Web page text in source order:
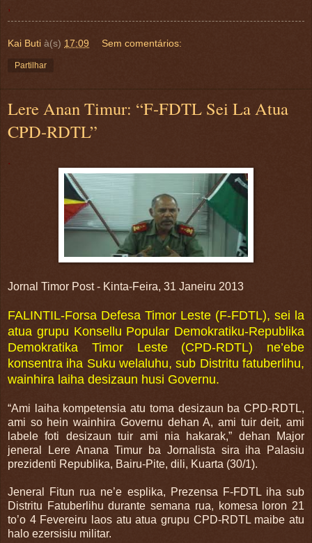
,
Kai Buti à(s) 17:09 Sem comentários:
Partilhar
Lere Anan Timur: “F-FDTL Sei La Atua
CPD-RDTL”
.
Jornal Timor Post - Kinta-Feira, 31 Janeiru 2013
FALINTIL-Forsa Defesa Timor Leste (F-FDTL), sei la
atua grupu Konsellu Popular Demokratiku-Republika
Demokratika Timor Leste (CPD-RDTL) ne’ebe
konsentra iha Suku welaluhu, sub Distritu fatuberlihu,
wainhira laiha desizaun husi Governu.
“Ami laiha kompetensia atu toma desizaun ba CPD-RDTL,
ami so hein wainhira Governu dehan A, ami tuir deit, ami
labele foti desizaun tuir ami nia hakarak,” dehan Major
jeneral Lere Anana Timur ba Jornalista sira iha Palasiu
prezidenti Republika, Bairu-Pite, dili, Kuarta (30/1).
Jeneral Fitun rua ne’e esplika, Prezensa F-FDTL iha sub
Distritu Fatuberlihu durante semana rua, komesa loron 21
to’o 4 Fevereiru laos atu atua grupu CPD-RDTL maibe atu
halo ezersisiu militar.